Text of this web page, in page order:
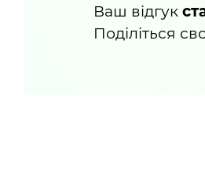
Ваш відгук
Поділіться